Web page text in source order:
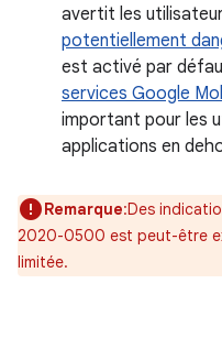
avertit les
potentiellement
est activé par
services Google
important pour les
applications en
Remarque:Des
2020-0500 est peut-être
limitée.